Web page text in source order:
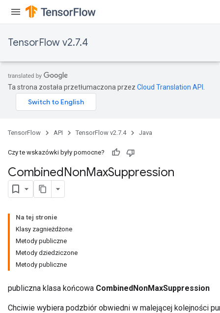
TensorFlow v2.7.4
Ta strona została przetłumaczona przez Cloud Translation API
TensorFlow API TensorFlow v2.7.4 Java
Czy te wskazówki były pomocne?
CombinedNonMaxSuppression
Na tej stronie
Klasy zagnieżdżone
Metody publiczne
Metody dziedziczone
Metody publiczne
publiczna klasa końcowa CombinedNonMaxSuppression
Chciwie wybiera podzbiór obwiedni w malejącej kolejności